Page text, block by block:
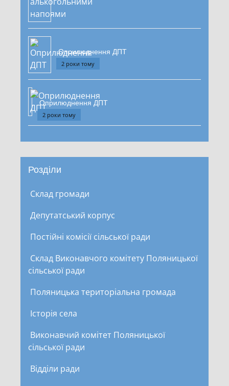
Оприлюднення ДПТ
2 роки тому
Оприлюднення ДПТ
2 роки тому
Розділи
Склад громади
Депутатський корпус
Постійні комісії сільської ради
Склад Виконавчого комітету Поляницької
сільської ради
Поляницька територіальна громада
Історія села
Виконавчий комітет Поляницької
сільської ради
Відділи ради